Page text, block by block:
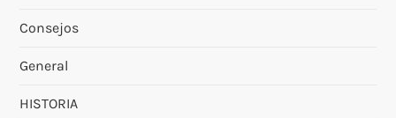
Consejos
General
HISTORIA